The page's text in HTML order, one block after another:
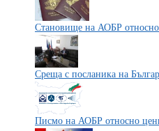
Становище на АОБР относно
Среща с посланика на
Писмо на АОБР относно